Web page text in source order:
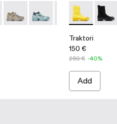
caged sneakers
034
- A500005-033
Tossu - A500005-032
Tossu - A500005-031
Tossu -Tossu -
Traktori -
Traktori
150 €
250 € -40%
Add